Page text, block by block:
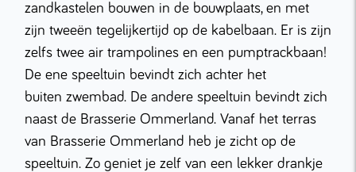
zandkastelen bouwen in de bouwplaats, en met
zijn tweeën tegelijkertijd op de kabelbaan. Er is zijn
zelfs twee air trampolines en een pumptrackbaan!
De ene speeltuin bevindt zich achter het
buiten zwembad. De andere speeltuin bevindt zich
naast de Brasserie Ommerland. Vanaf het terras
van Brasserie Ommerland heb je zicht op de
speeltuin. Zo geniet je zelf van een lekker drankje